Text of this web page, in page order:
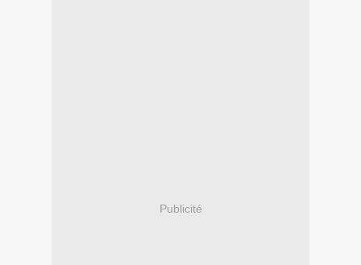
Publicité